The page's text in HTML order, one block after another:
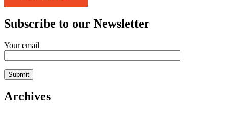
Subscribe to our Newsletter
Your email
Archives